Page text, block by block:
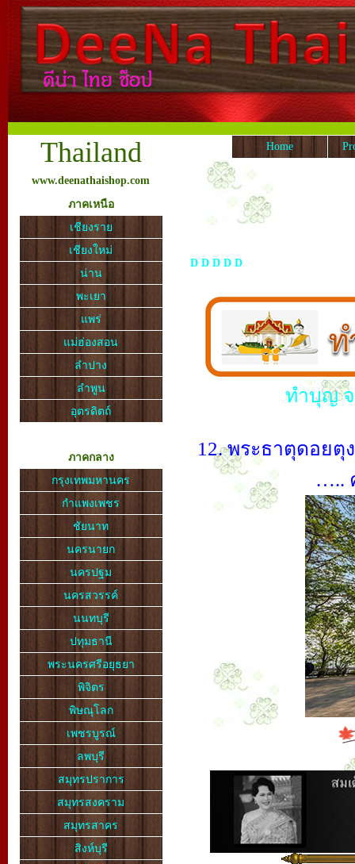
Thailand
www.deenathaishop.com
ภาคเหนือ
เชียงราย
เชียงใหม่
น่าน
พะเยา
แพร่
แม่ฮ่องสอน
ลำปาง
ลำพูน
อุตรดิตถ์
ภาคกลาง
กรุงเทพมหานคร
กำแพงเพชร
ชัยนาท
นครนายก
นครปฐม
นครสวรรค์
นนทบุรี
ปทุมธานี
พระนครศรีอยุธยา
พิจิตร
พิษณุโลก
เพชรบูรณ์
ลพบุรี
สมุทรปราการ
สมุทรสงคราม
สมุทรสาคร
สิงห์บุรี
Home
D D D D D
ทำบุญ จ
12. พระธาตุดอยตุ
…..